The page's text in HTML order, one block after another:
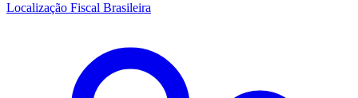
Localização Fiscal Brasileira